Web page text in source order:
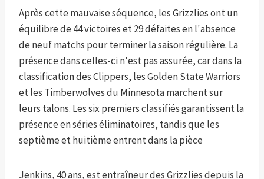
Après cette mauvaise séquence, les Grizzlies ont un
équilibre de 44 victoires et 29 défaites en l'absence
de neuf matchs pour terminer la saison régulière. La
présence dans celles-ci n'est pas assurée, car dans la
classification des Clippers, les Golden State Warriors
et les Timberwolves du Minnesota marchent sur
leurs talons. Les six premiers classifiés garantissent la
présence en séries éliminatoires, tandis que les
septième et huitième entrent dans la pièce
Jenkins, 40 ans, est entraîneur des Grizzlies depuis la